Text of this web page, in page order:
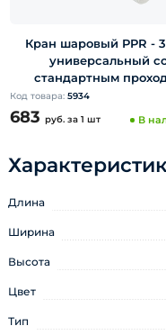
Кран шаровый PPR -
универсальный
стандартным
Код товара: 5934
683 руб. за 1 шт В
Длина
Ширина
Высота
Цвет
Тип